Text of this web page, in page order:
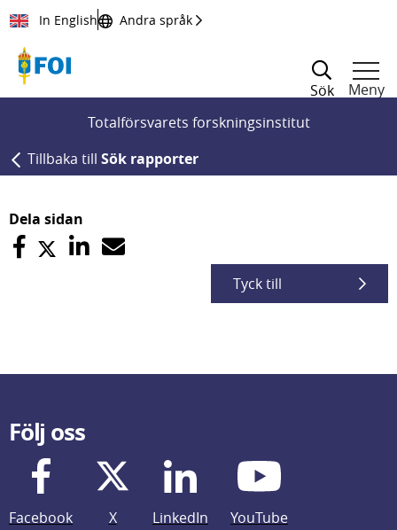
Till innehållet
In English Andra språk
Sök
Meny
Totalförsvarets forskningsinstitut
Tillbaka till Sök rapporter
Dela sidan
Tyck till
Följ oss
Facebook X LinkedIn
YouTube